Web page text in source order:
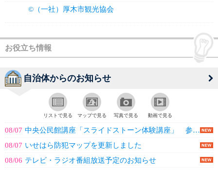
©（一社）厚木市観光協会
お役立ち情報
自治体からのお知らせ
リストで見る マップで見る 写真で見る 動画で見る
08/07 中央公民館講座「スライドストーン体験講座」 参加者募集
08/07 いせはら防犯マップを更新しました
08/06 テレビ・ラジオ番組放送予定のお知らせ